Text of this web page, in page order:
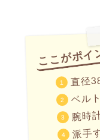
直径
ベル
腕時
派手